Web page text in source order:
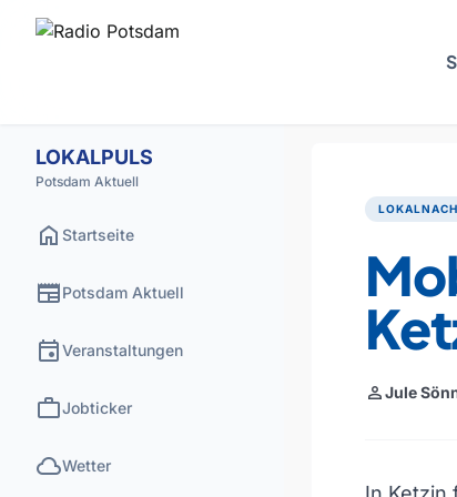
LOKALPULS
Potsdam Aktuell
home Startseite
newspaperPotsdam Aktuell
eventVeranstaltungen
workJobticker
cloudWetter
personJule